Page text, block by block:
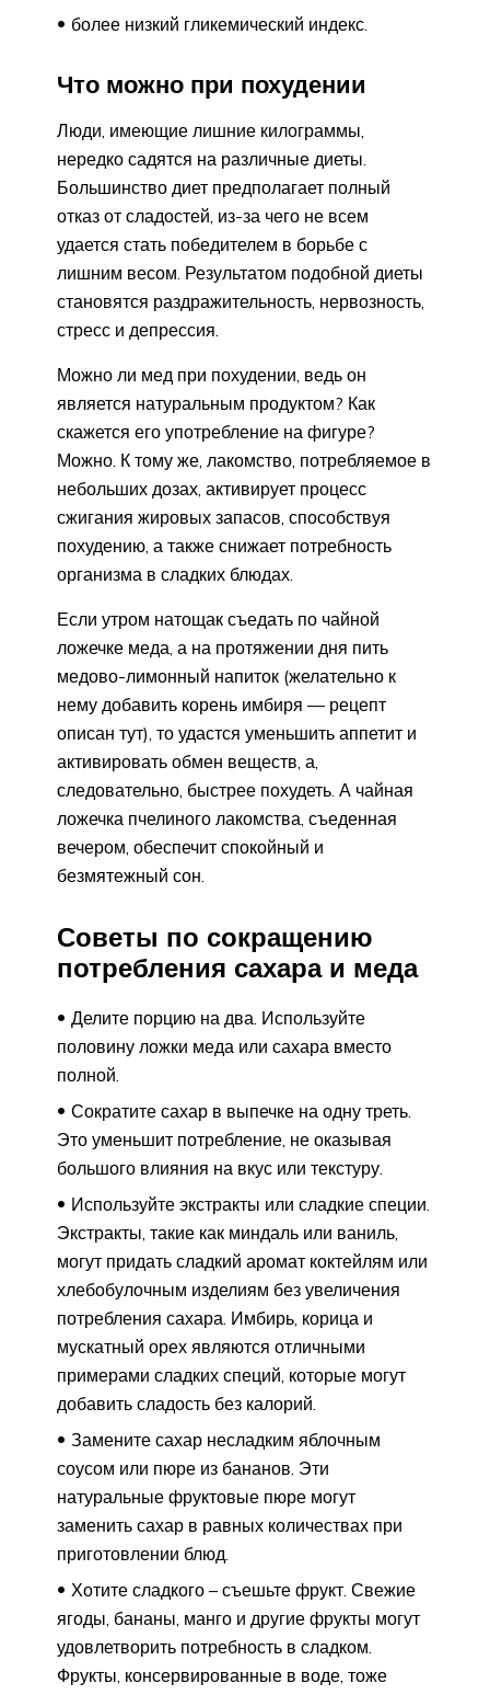
более низкий гликемический индекс.
Что можно при похудении
Люди, имеющие лишние килограммы,
нередко садятся на различные диеты.
Большинство диет предполагает полный
отказ от сладостей, из-за чего не всем
удается стать победителем в борьбе с
лишним весом. Результатом подобной диеты
становятся раздражительность, нервозность,
стресс и депрессия.
Можно ли мед при похудении, ведь он
является натуральным продуктом? Как
скажется его употребление на фигуре?
Можно. К тому же, лакомство, потребляемое в
небольших дозах, активирует процесс
сжигания жировых запасов, способствуя
похудению, а также снижает потребность
организма в сладких блюдах.
Если утром натощак съедать по чайной
ложечке меда, а на протяжении дня пить
медово-лимонный напиток (желательно к
нему добавить корень имбиря — рецепт
описан тут), то удастся уменьшить аппетит и
активировать обмен веществ, а,
следовательно, быстрее похудеть. А чайная
ложечка пчелиного лакомства, съеденная
вечером, обеспечит спокойный и
безмятежный сон.
Советы по сокращению
потребления сахара и меда
Делите порцию на два. Используйте
половину ложки меда или сахара вместо
полной.
Сократите сахар в выпечке на одну треть.
Это уменьшит потребление, не оказывая
большого влияния на вкус или текстуру.
Используйте экстракты или сладкие специи.
Экстракты, такие как миндаль или ваниль,
могут придать сладкий аромат коктейлям или
хлебобулочным изделиям без увеличения
потребления сахара. Имбирь, корица и
мускатный орех являются отличными
примерами сладких специй, которые могут
добавить сладость без калорий.
Замените сахар несладким яблочным
соусом или пюре из бананов. Эти
натуральные фруктовые пюре могут
заменить сахар в равных количествах при
приготовлении блюд.
Хотите сладкого – съешьте фрукт. Свежие
ягоды, бананы, манго и другие фрукты могут
удовлетворить потребность в сладком.
Фрукты, консервированные в воде, тоже